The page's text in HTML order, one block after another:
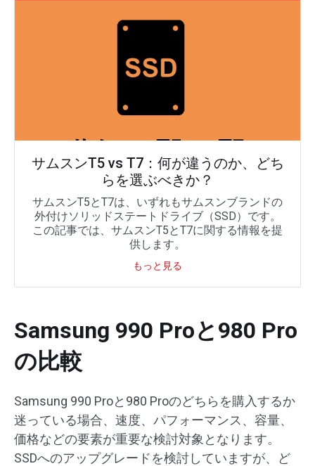
サムスンT5 vs T7：何が違うのか、どち
らを選ぶべきか？
サムスンT5とT7は、いずれもサムスンブランドの
外付けソリッドステートドライブ（SSD）です。
この記事では、サムスンT5とT7に関する情報を提
供します。
もっと見る
Samsung 990 Proと980 Pro
の比較
Samsung 990 Proと980 Proのどちらを購入するか
迷っている場合、速度、パフォーマンス、容量、
価格などの要素が重要な検討対象となります。
SSDへのアップグレードを検討していますが、ど